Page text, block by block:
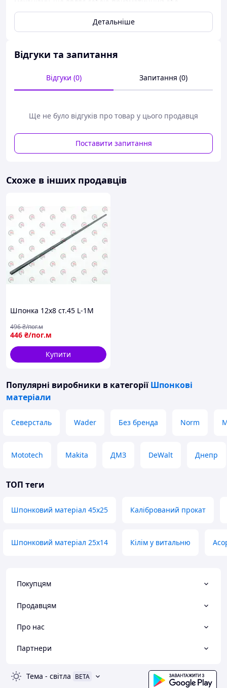
клинуватий брусок для з'єднання вала з надетою на
нього деталлю. Сечения: 3х3, 4х4, 5х5, 6х6, 7х7, 8х7,
8х8,10х8,10х10,12х8,12х10,12х12,14х9,
25х14, 32х18, 36х20, 40х22.
КОНСТРУКЦІЯ І РОЗМІРИ
Детальніше
Відгуки та запитання
Відгуки (0) Запитання (0)
Ще не було відгуків про товар у цього продавця
Поставити запитання
Схоже в інших продавців
Шпонка 12х8 ст.45 L-1М
446 ₴/пог.м
496₴/пог.м
Купити
Популярні виробники в категорії Шпонкові
матеріали
Северсталь Wader Без бренда Norm
Mototech Makita ДМЗ DeWalt Днепр
ТОП теги
Шпонковий матеріал 45х25 Калібрований прокат
Шпонковий матеріал 25х14 Кілім у витальню
Покупцям
Продавцям
Про нас
Партнери
Тема - світла BETA